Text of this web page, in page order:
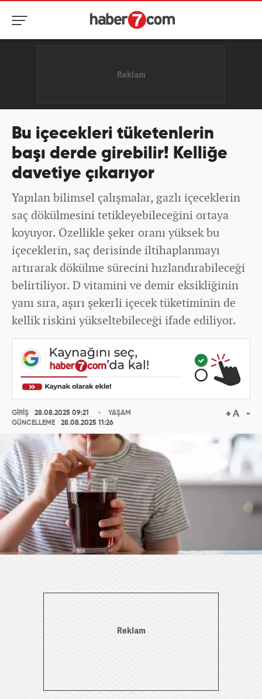
Bu içecekleri tüketenlerin
başı derde girebilir! Kelliğe
davetiye çıkarıyor
Yapılan bilimsel çalışmalar, gazlı içeceklerin
saç dökülmesini tetikleyebileceğini ortaya
koyuyor. Özellikle şeker oranı yüksek bu
içeceklerin, saç derisinde iltihaplanmayı
artırarak dökülme sürecini hızlandırabileceği
belirtiliyor. D vitamini ve demir eksikliğinin
yanı sıra, aşırı şekerli içecek tüketiminin de
kellik riskini yükseltebileceği ifade ediliyor.
GİRİŞ
28.08.2025 09:21
GÜNCELLEME
28.08.2025 11:26
YAŞAM